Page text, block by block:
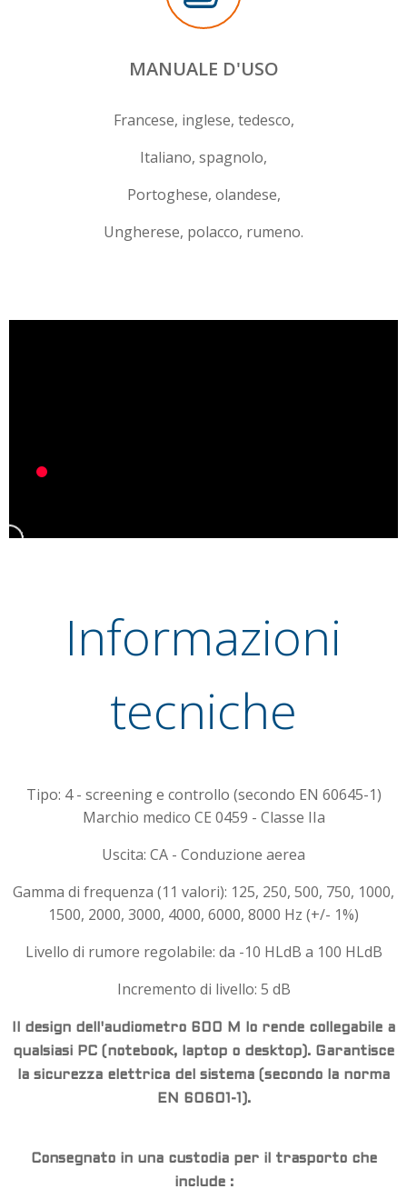
MANUALE D'USO
Francese, inglese, tedesco,
Italiano, spagnolo,
Portoghese, olandese,
Ungherese, polacco, rumeno.
Informazioni
tecniche
Tipo: 4 - screening e controllo (secondo EN 60645-1)
Marchio medico CE 0459 - Classe IIa
Uscita: CA - Conduzione aerea
Gamma di frequenza (11 valori): 125, 250, 500, 750, 1000,
1500, 2000, 3000, 4000, 6000, 8000 Hz (+/- 1%)
Livello di rumore regolabile: da -10 HLdB a 100 HLdB
Incremento di livello: 5 dB
Il design dell'audiometro 600 M lo rende collegabile a
qualsiasi PC (notebook, laptop o desktop). Garantisce
la sicurezza elettrica del sistema (secondo la norma
EN 60601-1).
Consegnato in una custodia per il trasporto che
include :